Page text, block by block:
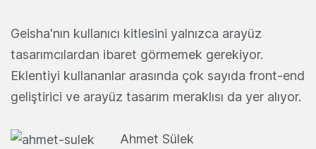
Geisha'nın kullanıcı kitlesini yalnızca arayüz
tasarımcılardan ibaret görmemek gerekiyor.
Eklentiyi kullananlar arasında çok sayıda front-end
geliştirici ve arayüz tasarım meraklısı da yer alıyor.
Ahmet Sülek